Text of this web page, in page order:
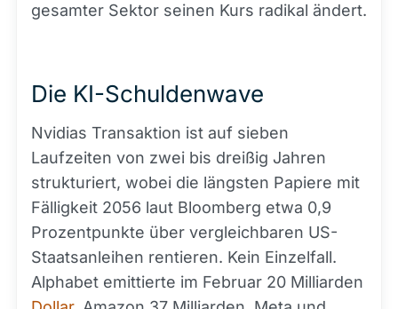
gesamter Sektor seinen Kurs radikal ändert.
Die KI-Schuldenwave
Nvidias Transaktion ist auf sieben
Laufzeiten von zwei bis dreißig Jahren
strukturiert, wobei die längsten Papiere mit
Fälligkeit 2056 laut Bloomberg etwa 0,9
Prozentpunkte über vergleichbaren US-
Staatsanleihen rentieren. Kein Einzelfall.
Alphabet emittierte im Februar 20 Milliarden